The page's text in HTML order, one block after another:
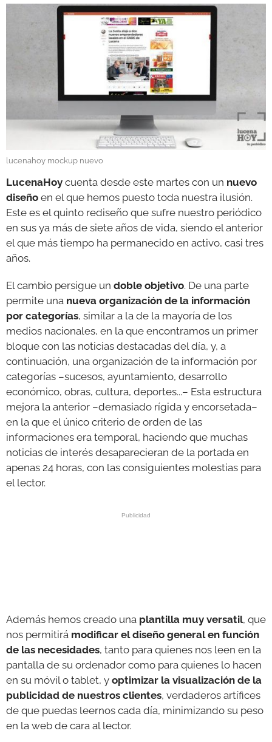
lucenahoy mockup nuevo
LucenaHoy cuenta desde este martes con un nuevo
diseño en el que hemos puesto toda nuestra ilusión.
Este es el quinto rediseño que sufre nuestro periódico
en sus ya más de siete años de vida, siendo el anterior
el que más tiempo ha permanecido en activo, casi tres
años.
El cambio persigue un doble objetivo. De una parte
permite una nueva organización de la información
por categorías, similar a la de la mayoría de los
medios nacionales, en la que encontramos un primer
bloque con las noticias destacadas del día, y, a
continuación, una organización de la información por
categorías –sucesos, ayuntamiento, desarrollo
económico, obras, cultura, deportes...– Esta estructura
mejora la anterior –demasiado rígida y encorsetada–
en la que el único criterio de orden de las
informaciones era temporal, haciendo que muchas
noticias de interés desaparecieran de la portada en
apenas 24 horas, con las consiguientes molestias para
el lector.
Además hemos creado una plantilla muy versatil, que
nos permitirá modificar el diseño general en función
de las necesidades, tanto para quienes nos leen en la
pantalla de su ordenador como para quienes lo hacen
en su móvil o tablet, y optimizar la visualización de la
publicidad de nuestros clientes, verdaderos artífices
de que puedas leernos cada día, minimizando su peso
en la web de cara al lector.